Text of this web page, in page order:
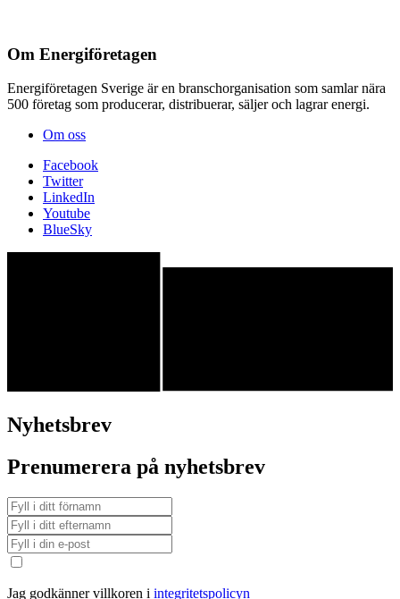
Om Energiföretagen
Energiföretagen Sverige är en branschorganisation som samlar nära
500 företag som producerar, distribuerar, säljer och lagrar energi.
Om oss
Facebook
Twitter
LinkedIn
Youtube
BlueSky
Nyhetsbrev
Prenumerera på nyhetsbrev
Jag godkänner villkoren i integritetspolicyn